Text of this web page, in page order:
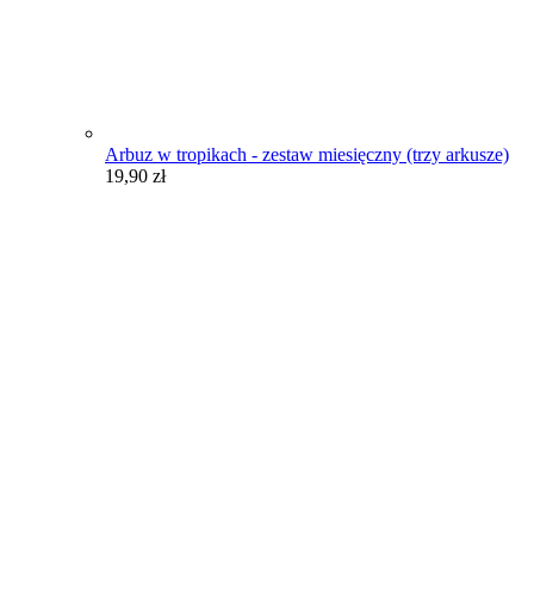
Arbuz w tropikach - zestaw miesięczny (trzy arkusze)
19,90 zł